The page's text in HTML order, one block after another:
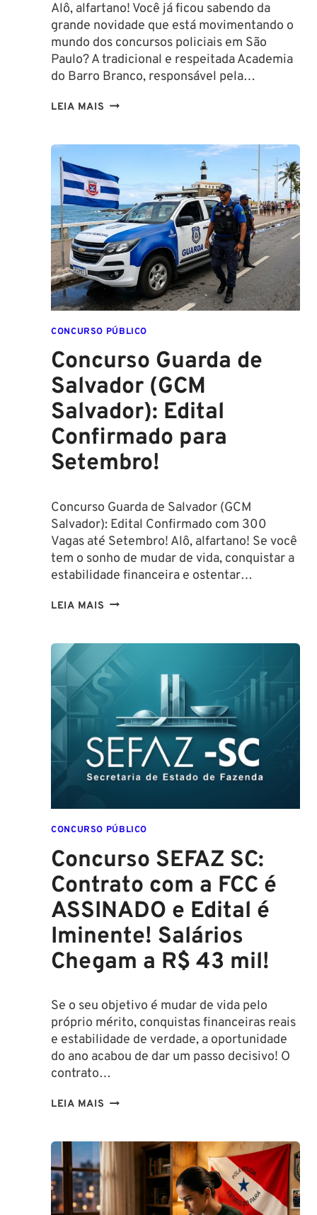
Alô, alfartano! Você já ficou sabendo da
grande novidade que está movimentando o
mundo dos concursos policiais em São
Paulo? A tradicional e respeitada Academia
do Barro Branco, responsável pela…
LEIA MAIS NA
SAI
DA
ESCOLA
FORMADO
EM
DIREITO
CONCURSO PÚBLICO
Concurso Guarda de
Salvador (GCM
Salvador): Edital
Confirmado para
Setembro!
Concurso Guarda de Salvador (GCM
Salvador): Edital Confirmado com 300
Vagas até Setembro! Alô, alfartano! Se você
tem o sonho de mudar de vida, conquistar a
estabilidade financeira e ostentar…
LEIA MAIS CONCURSO
SALVADOR
(GCM
SALVADOR):
CONFIRMADO
PARA
SETEMBRO!
CONCURSO PÚBLICO
Concurso SEFAZ SC:
Contrato com a FCC é
ASSINADO e Edital é
Iminente! Salários
Chegam a R$ 43 mil!
Se o seu objetivo é mudar de vida pelo
próprio mérito, conquistas financeiras reais
e estabilidade de verdade, a oportunidade
do ano acabou de dar um passo decisivo! O
contrato…
LEIA MAIS CONCURSO
CONTRATO
COM